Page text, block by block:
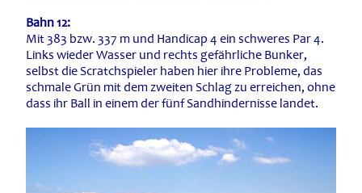
Bahn 12:
Mit 383 bzw. 337 m und Handicap 4 ein schweres Par 4.
Links wieder Wasser und rechts gefährliche Bunker,
selbst die Scratchspieler haben hier ihre Probleme, das
schmale Grün mit dem zweiten Schlag zu erreichen, ohne
dass ihr Ball in einem der fünf Sandhindernisse landet.